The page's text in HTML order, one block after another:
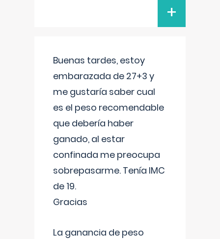
+
Buenas tardes, estoy
embarazada de 27+3 y
me gustaría saber cual
es el peso recomendable
que debería haber
ganado, al estar
confinada me preocupa
sobrepasarme. Tenía IMC
de 19.
Gracias
La ganancia de peso